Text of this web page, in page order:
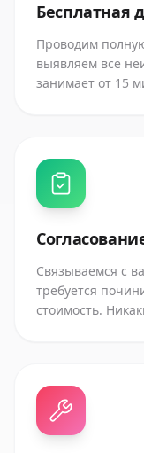
Бесплатная
Проводим
выявляем все
занимает от 15
Связываемся с
требуется
стоимость.